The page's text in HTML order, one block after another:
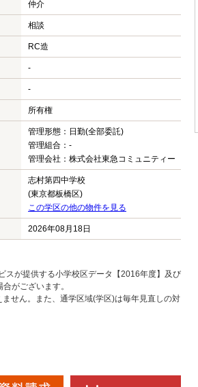
仲介
相談
RC造
-
-
所有権
管理形態：日勤(全部委託)
管理組合：-
管理会社：株式会社東急コミュニティー
志村第四中学校
(東京都板橋区)
この学区の他の物件を見る
2026年08月18日
スが提供する小学校区データ【2016年度】及び
がございます。
せん。また、通学区域(学区)は毎年見直しの対